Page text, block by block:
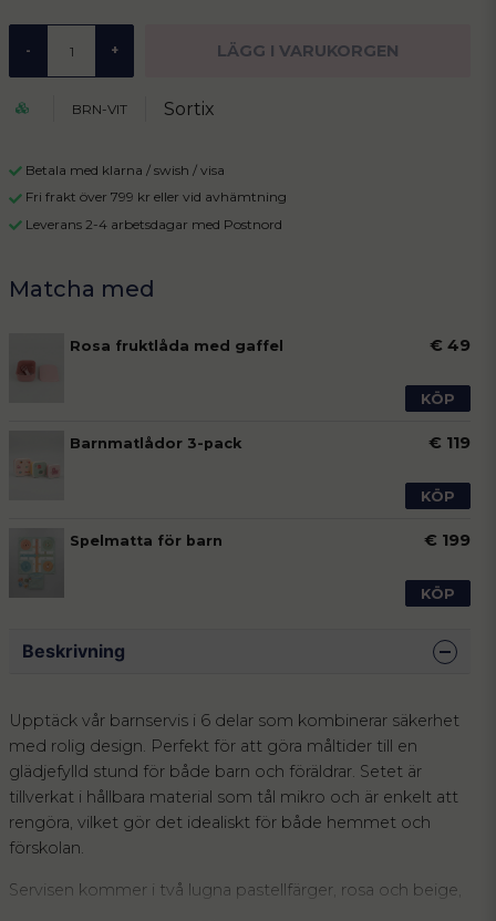
- + LÄGG I VARUKORGEN
BRN-VIT Sortix
Betala med klarna / swish / visa
Fri frakt över 799 kr eller vid avhämtning
Leverans 2-4 arbetsdagar med Postnord
Rosa fruktlåda med gaffel € 49
KÖP
Barnmatlådor 3-pack € 119
KÖP
Spelmatta för barn € 199
KÖP
Beskrivning
Upptäck vår barnservis i 6 delar som kombinerar säkerhet
med rolig design. Perfekt för att göra måltider till en
glädjefylld stund för både barn och föräldrar. Setet är
tillverkat i hållbara material som tål mikro och är enkelt att
rengöra, vilket gör det idealiskt för både hemmet och
förskolan.
Servisen kommer i två lugna pastellfärger, rosa och beige,